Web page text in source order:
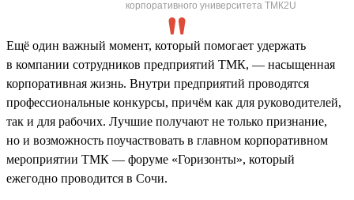
корпоративного университета ТМК2U
Ещё один важный момент, который помогает удержать
в компании сотрудников предприятий ТМК, — насыщенная
корпоративная жизнь. Внутри предприятий проводятся
профессиональные конкурсы, причём как для руководителей,
так и для рабочих. Лучшие получают не только признание,
но и возможность поучаствовать в главном корпоративном
мероприятии ТМК — форуме «Горизонты», который
ежегодно проводится в Сочи.